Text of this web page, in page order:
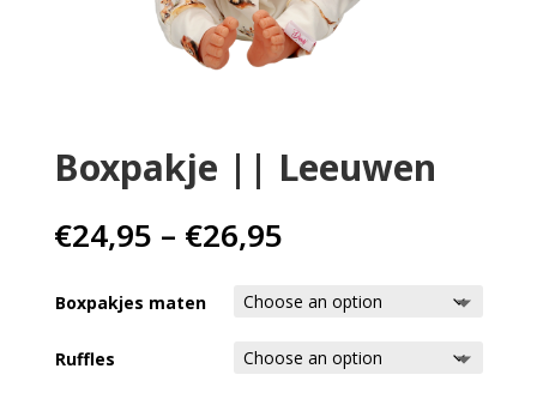
Babykleding
Kinderkleding
Boxpakje || Leeuwen
€24,95 – €26,95Price
€24,95
through
€26,95
Boxpakjes maten
Ruffles